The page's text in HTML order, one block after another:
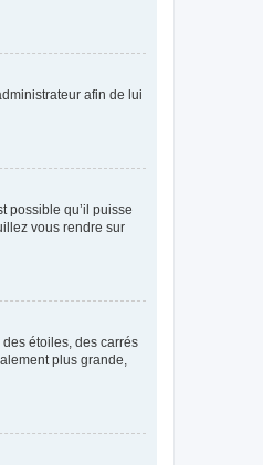
afin de lui
possible qu’il puisse
vous rendre sur
étoiles, des carrés
plus grande,